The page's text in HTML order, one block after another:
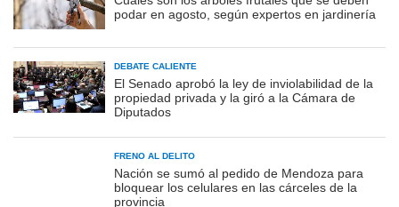
podar en agosto, según expertos en jardinería
DEBATE CALIENTE
El Senado aprobó la ley de inviolabilidad de la
propiedad privada y la giró a la Cámara de
Diputados
FRENO AL DELITO
Nación se sumó al pedido de Mendoza para
bloquear los celulares en las cárceles de la
provincia